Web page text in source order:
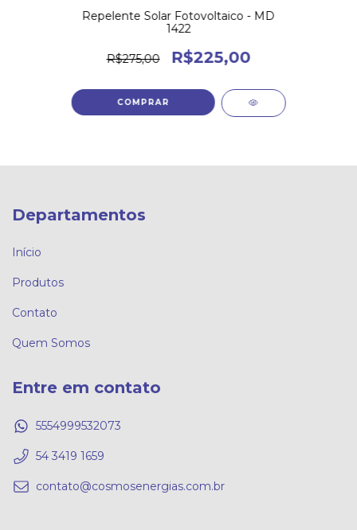
Repelente Solar Fotovoltaico - MD
1422
R$275,00 R$225,00
Departamentos
Início
Produtos
Contato
Quem Somos
Entre em contato
5554999532073
54 3419 1659
contato@cosmosenergias.com.br